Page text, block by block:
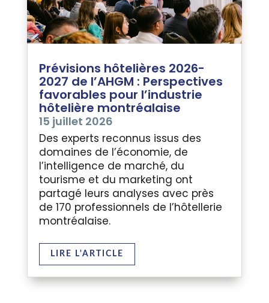
Prévisions hôtelières 2026-
2027 de l’AHGM : Perspectives
favorables pour l’industrie
hôtelière montréalaise
15 juillet 2026
Des experts reconnus issus des
domaines de l’économie, de
l’intelligence de marché, du
tourisme et du marketing ont
partagé leurs analyses avec près
de 170 professionnels de l’hôtellerie
montréalaise.
LIRE L'ARTICLE